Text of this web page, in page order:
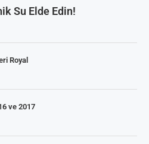
Su Elde Edin!
Royal
ve 2017